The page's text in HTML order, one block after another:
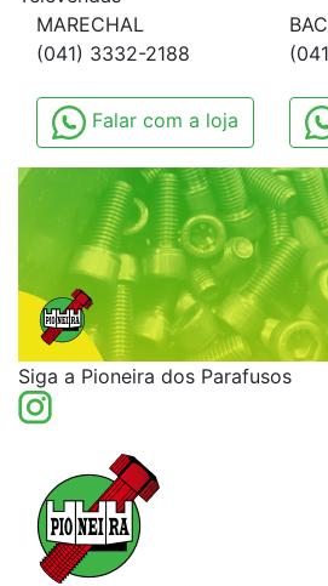
MARECHAL
(041) 3332-2188
Falar com a loja
Siga a Pioneira dos Parafusos